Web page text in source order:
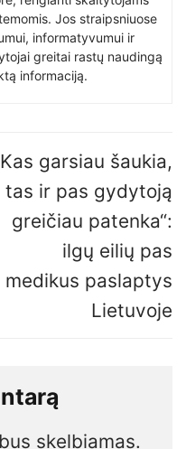
Jos straipsniuose
informatyvumui ir
greitai rastų naudingą
informaciją.
garsiau šaukia,
tas ir pas gydytoją
greičiau patenka“:
ilgų eilių pas
medikus paslaptys
Lietuvoje
skelbiamas.